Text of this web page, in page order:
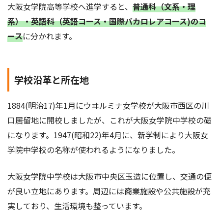
大阪女学院高等学校へ進学すると、 普通科（文系・理
系）・英語科（英語コース・国際バカロレアコース)のコ
ースに分かれます。
学校沿革と所在地
1884(明治17)年1月にウヰルミナ女学校が大阪市西区の川
口居留地に開校しましたが、これが大阪女学院中学校の礎
になります。1947(昭和22)年4月に、新学制により大阪女
学院中学校の名称が使われるようになりました。
大阪女学院中学校は大阪市中央区玉造に位置し、交通の便
が良い立地にあります。周辺には商業施設や公共施設が充
実しており、生活環境も整っています。